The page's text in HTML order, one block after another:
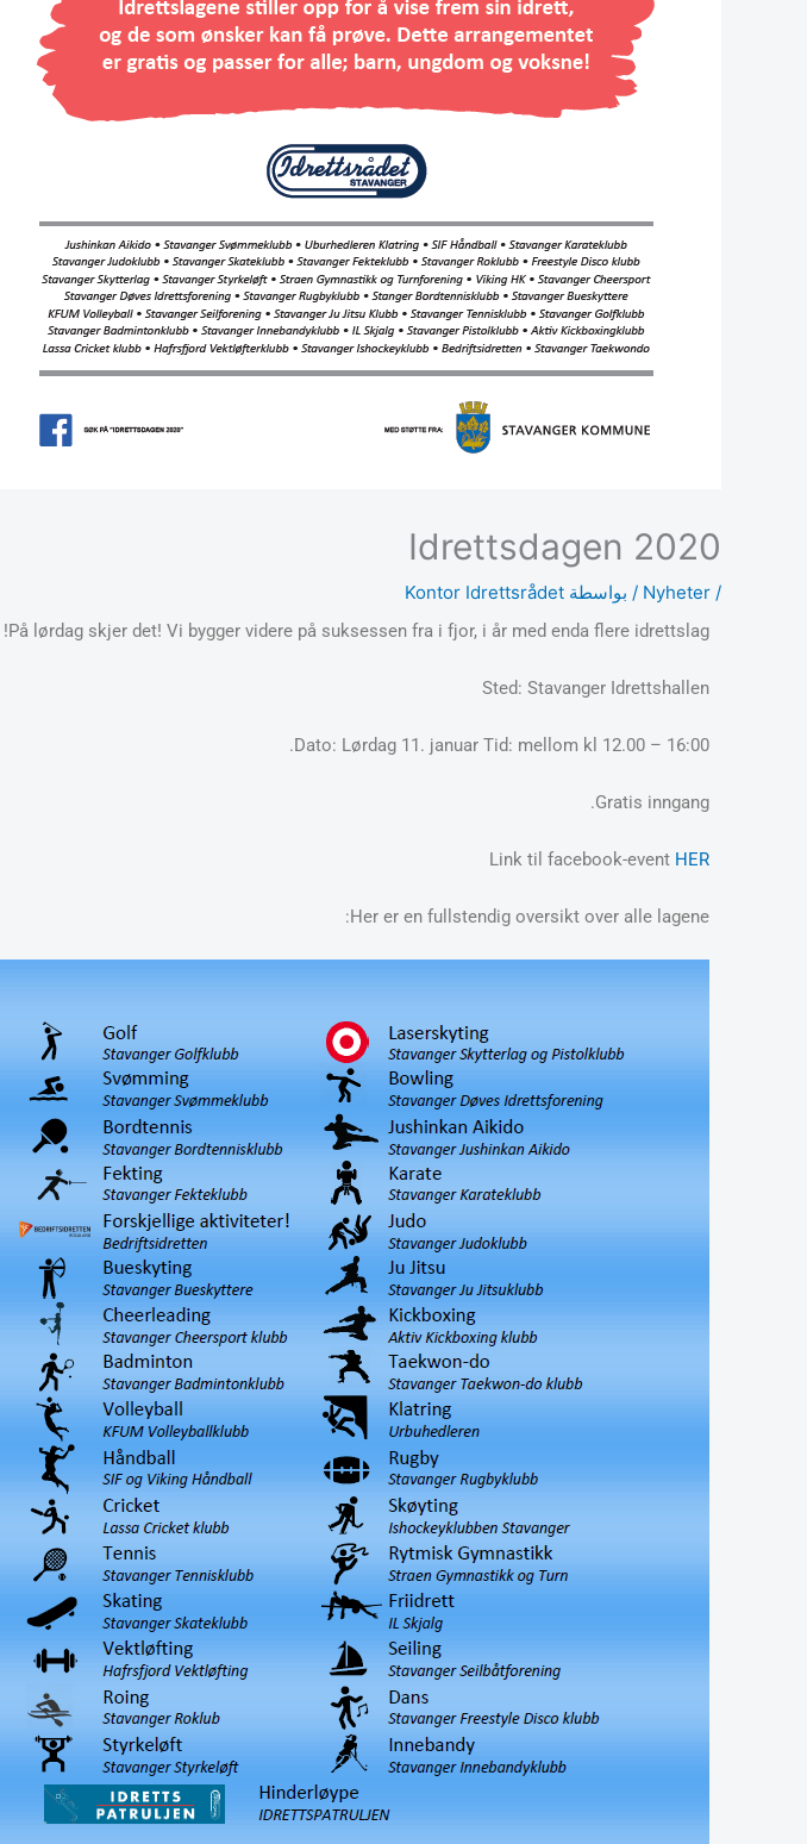
Idrettsdagen 2020
/
Nyheter / بواسطة Kontor Idrettsrådet
På lørdag skjer det! Vi bygger videre på suksessen fra i fjor, i år med enda flere idrettslag!
Sted: Stavanger Idrettshallen
Dato: Lørdag 11. januar Tid: mellom kl 12.00 – 16:00.
Gratis inngang.
Link til facebook-event HER
Her er en fullstendig oversikt over alle lagene: